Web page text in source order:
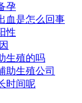
孕
血是怎么回事
性
生殖的吗
助生殖公司
时间呢